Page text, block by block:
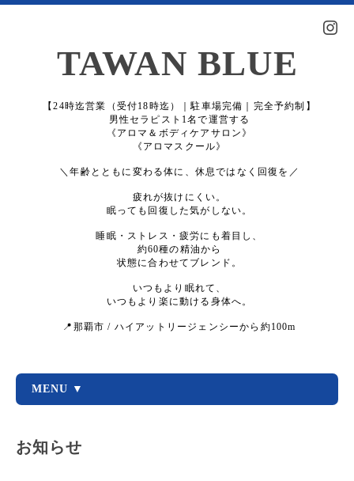
TAWAN BLUE
【24時迄営業（受付18時迄）｜駐車場完備｜完全予約制】
男性セラピスト1名で運営する
《アロマ＆ボディケアサロン》
《アロマスクール》
＼年齢とともに変わる体に、休息ではなく回復を／
疲れが抜けにくい。
眠っても回復した気がしない。
睡眠・ストレス・疲労にも着目し、
約60種の精油から
状態に合わせてブレンド。
いつもより眠れて、
いつもより楽に動ける身体へ。
📍那覇市 / ハイアットリージェンシーから約100m
MENU ▼
お知らせ